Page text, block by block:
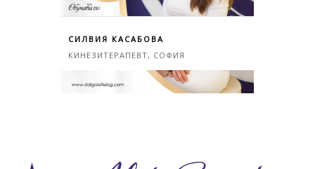
СИЛВИЯ КАСАБОВА
КИНЕЗИТЕРАПЕВТ, СОФИЯ